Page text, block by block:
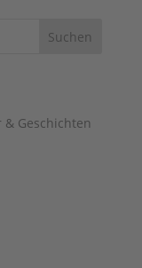
Suchen
& Geschichten